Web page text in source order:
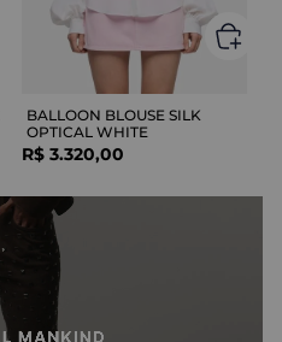
BALLOON BLOUSE SILK
OPTICAL WHITE
R$ 3.320,00